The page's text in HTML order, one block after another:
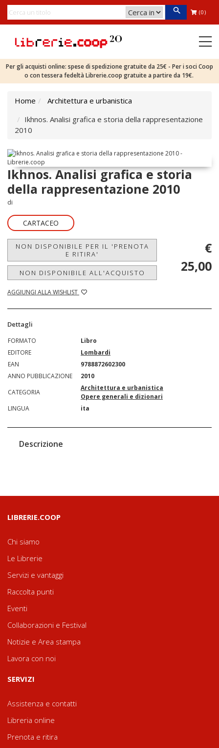
(0)
Per gli acquisti online: spese di spedizione gratuite da 25€ - Per i soci Coop
o con tessera fedeltà Librerie.coop gratuite a partire da 19€.
Home
Architettura e urbanistica
Ikhnos. Analisi grafica e storia della rappresentazione
2010
Ikhnos. Analisi grafica e storia
della rappresentazione 2010
di
CARTACEO
NON DISPONIBILE PER IL 'PRENOTA
E RITIRA'
NON DISPONIBILE ALL'ACQUISTO
AGGIUNGI ALLA WISHLIST
€
25,00
Dettagli
FORMATO
Libro
EDITORE
Lombardi
EAN
9788872602300
ANNO PUBBLICAZIONE
2010
CATEGORIA
Architettura e urbanistica
Opere generali e dizionari
LINGUA
ita
Descrizione
LIBRERIE.COOP
Chi siamo
Le Librerie
Servizi e vantaggi
Raccolta punti
Eventi
Collaborazioni e Festival
Notizie e Area stampa
Lavora con noi
SERVIZI
Assistenza e contatti
Libreria online
Prenota e ritira